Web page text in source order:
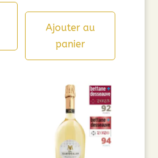
Ajouter au
panier